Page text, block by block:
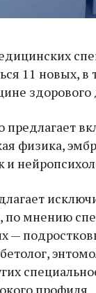
11 новых, в
здорового
физика,
по мнению
—
профиля.